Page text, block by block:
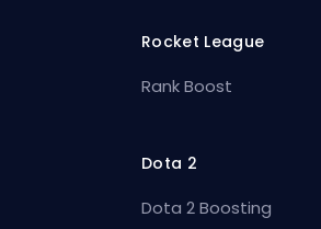
Rocket League
Rank Boost
Dota 2
Dota 2 Boosting